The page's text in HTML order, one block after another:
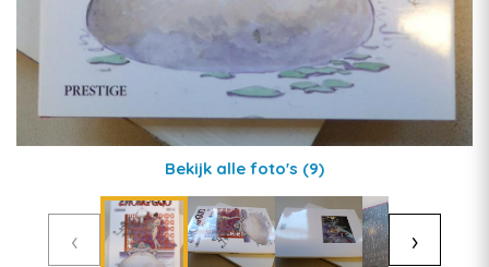
Bekijk alle foto's (9)
‹ ›